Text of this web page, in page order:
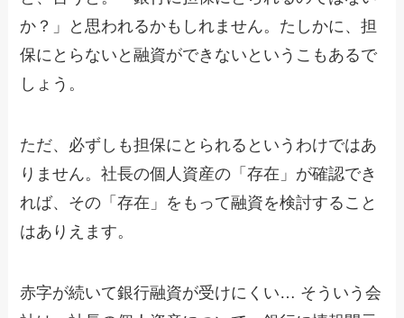
か？」と思われるかもしれません。たしかに、担
保にとらないと融資ができないというこもあるで
しょう。
ただ、必ずしも担保にとられるというわけではあ
りません。社長の個人資産の「存在」が確認でき
れば、その「存在」をもって融資を検討すること
はありえます。
赤字が続いて銀行融資が受けにくい… そういう会